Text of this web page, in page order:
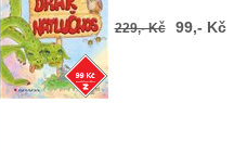
229,- Kč 99,- Kč